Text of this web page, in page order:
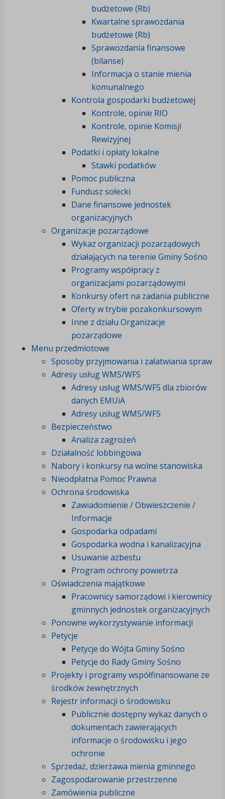
budżetowe (Rb)
Kwartalne sprawozdania
budżetowe (Rb)
Sprawozdania finansowe
(bilanse)
Informacja o stanie mienia
komunalnego
Kontrola gospodarki budżetowej
Kontrole, opinie RIO
Kontrole, opinie Komisji
Rewizyjnej
Podatki i opłaty lokalne
Stawki podatków
Pomoc publiczna
Fundusz sołecki
Dane finansowe jednostek
organizacyjnych
Organizacje pozarządowe
Wykaz organizacji pozarządowych
działających na terenie Gminy Sośno
Programy współpracy z
organizacjami pozarządowymi
Konkursy ofert na zadania publiczne
Oferty w trybie pozakonkursowym
Inne z działu Organizacje
pozarządowe
Menu przedmiotowe
Sposoby przyjmowania i załatwiania spraw
Adresy usług WMS/WFS
Adresy usług WMS/WFS dla zbiorów
danych EMUiA
Adresy usług WMS/WFS
Bezpieczeństwo
Analiza zagrożeń
Działalność lobbingowa
Nabory i konkursy na wolne stanowiska
Nieodpłatna Pomoc Prawna
Ochrona środowiska
Zawiadomienie / Obwieszczenie /
Informacje
Gospodarka odpadami
Gospodarka wodna i kanalizacyjna
Usuwanie azbestu
Program ochrony powietrza
Oświadczenia majątkowe
Pracownicy samorządowi i kierownicy
gminnych jednostek organizacyjnych
Ponowne wykorzystywanie informacji
Petycje
Petycje do Wójta Gminy Sośno
Petycje do Rady Gminy Sośno
Projekty i programy współfinansowane ze
środków zewnętrznych
Rejestr informacji o środowisku
Publicznie dostępny wykaz danych o
dokumentach zawierających
informacje o środowisku i jego
ochronie
Sprzedaż, dzierżawa mienia gminnego
Zagospodarowanie przestrzenne
Zamówienia publiczne